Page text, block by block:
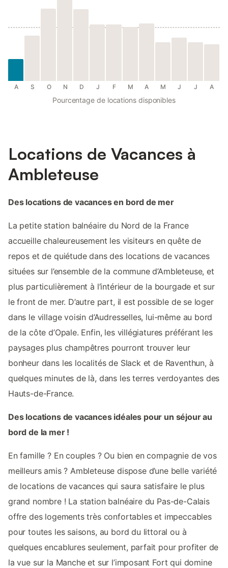
A S O N D J F M A M J J A
Pourcentage de locations disponibles
Locations de Vacances à
Ambleteuse
Des locations de vacances en bord de mer
La petite station balnéaire du Nord de la France
accueille chaleureusement les visiteurs en quête de
repos et de quiétude dans des locations de vacances
situées sur l’ensemble de la commune d’Ambleteuse, et
plus particulièrement à l’intérieur de la bourgade et sur
le front de mer. D’autre part, il est possible de se loger
dans le village voisin d’Audresselles, lui-même au bord
de la côte d’Opale. Enfin, les villégiatures préférant les
paysages plus champêtres pourront trouver leur
bonheur dans les localités de Slack et de Raventhun, à
quelques minutes de là, dans les terres verdoyantes des
Hauts-de-France.
Des locations de vacances idéales pour un séjour au
bord de la mer !
En famille ? En couples ? Ou bien en compagnie de vos
meilleurs amis ? Ambleteuse dispose d’une belle variété
de locations de vacances qui saura satisfaire le plus
grand nombre ! La station balnéaire du Pas-de-Calais
offre des logements très confortables et impeccables
pour toutes les saisons, au bord du littoral ou à
quelques encablures seulement, parfait pour profiter de
la vue sur la Manche et sur l’imposant Fort qui domine